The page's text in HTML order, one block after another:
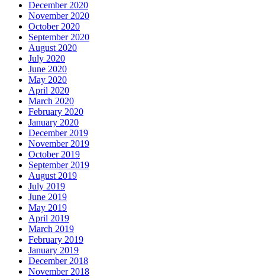
December 2020
November 2020
October 2020
September 2020
August 2020
July 2020
June 2020
May 2020
April 2020
March 2020
February 2020
January 2020
December 2019
November 2019
October 2019
September 2019
August 2019
July 2019
June 2019
May 2019
April 2019
March 2019
February 2019
January 2019
December 2018
November 2018